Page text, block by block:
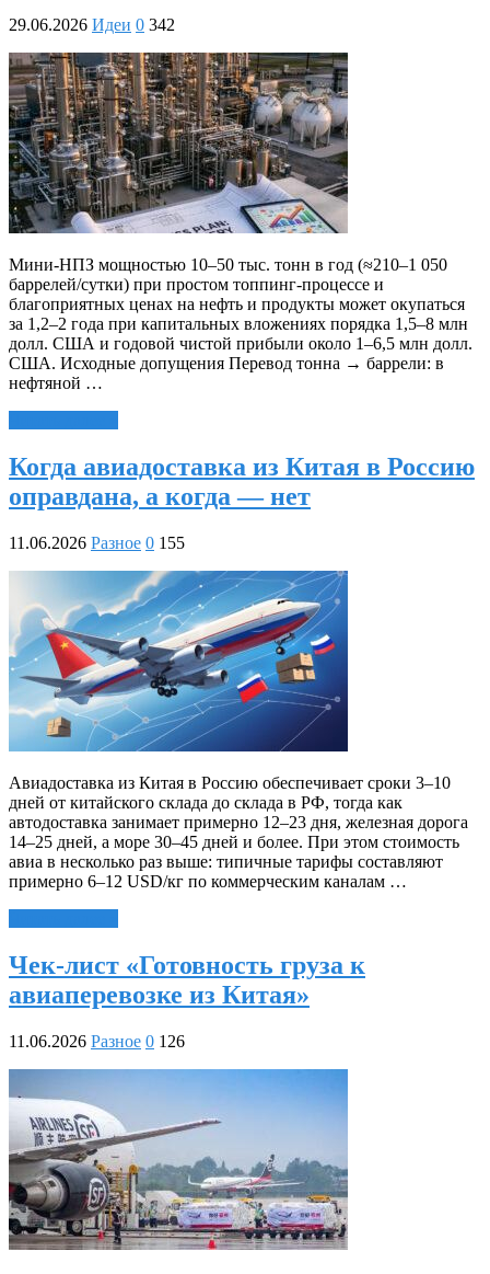
29.06.2026 Идеи 0 342
Мини‑НПЗ мощностью 10–50 тыс. тонн в год (≈210–1 050
баррелей/сутки) при простом топпинг‑процессе и
благоприятных ценах на нефть и продукты может окупаться
за 1,2–2 года при капитальных вложениях порядка 1,5–8 млн
долл. США и годовой чистой прибыли около 1–6,5 млн долл.
США. Исходные допущения Перевод тонна → баррели: в
нефтяной …
Когда авиадоставка из Китая в Россию
оправдана, а когда — нет
11.06.2026 Разное 0 155
Авиадоставка из Китая в Россию обеспечивает сроки 3–10
дней от китайского склада до склада в РФ, тогда как
автодоставка занимает примерно 12–23 дня, железная дорога
14–25 дней, а море 30–45 дней и более. При этом стоимость
авиа в несколько раз выше: типичные тарифы составляют
примерно 6–12 USD/кг по коммерческим каналам …
Чек-лист «Готовность груза к
авиаперевозке из Китая»
11.06.2026 Разное 0 126